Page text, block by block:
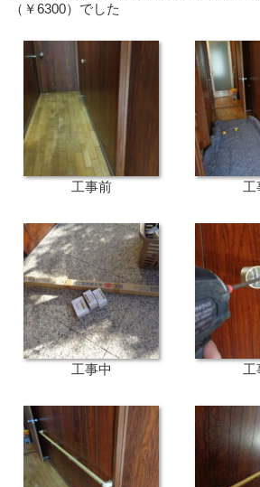
（￥6300）でした
工事前 工
工事中 工